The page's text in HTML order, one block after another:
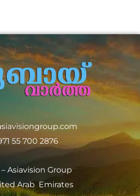
55 700 2876
– Asiavision Group
Arab Emirates